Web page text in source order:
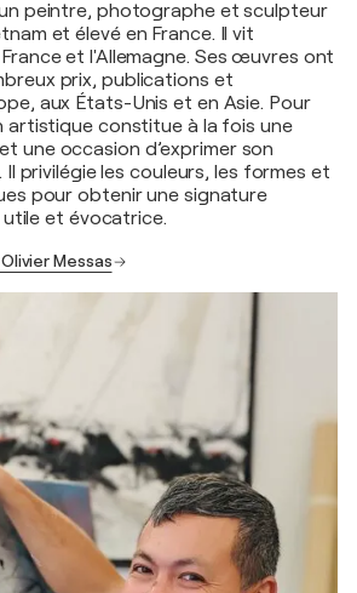
peintre, photographe et sculpteur
et élevé en France. Il vit
et l'Allemagne. Ses œuvres ont
prix, publications et
aux États-Unis et en Asie. Pour
artistique constitue à la fois une
une occasion d’exprimer son
privilégie les couleurs, les formes et
pour obtenir une signature
et évocatrice.
Messas